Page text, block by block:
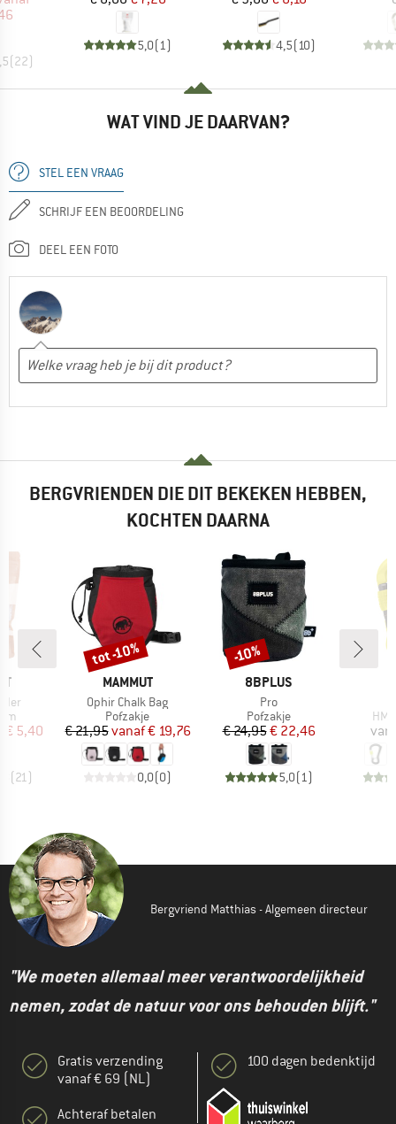
(22)
5,0(1 ) 4,5(10)
WAT VIND JE DAARVAN?
STEL EEN VRAAG
SCHRIJF EEN BEOORDELING
DEEL EEN FOTO
BERGVRIENDEN DIE DIT BEKEKEN HEBBEN,
KOCHTEN DAARNA
prijs
€ 5,40
(21)
MERK
MAMMUT
Artikel
Ophir Chalk Bag
Productgroep
Pofzakje
Prijs
€ 21,95 Verlaagde prijs
vanaf€ 19,76
0,0(0)
Korting
tot -10%
MERK
8BPLUS
Artikel
Pro
Productgroep
Pofzakje
Prijs
€ 24,95Verlaagde prijs
€ 22,46
5,0(1)
Korting
-10%
Bergvriend Matthias - Algemeen directeur
"We moeten allemaal meer verantwoordelijkheid
nemen, zodat de natuur voor ons behouden blijft."
Gratis verzending
vanaf € 69 (NL)
Achteraf betalen
100 dagen bedenktijd